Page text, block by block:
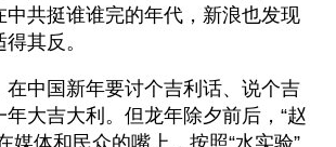
中共挺谁谁完的年代，新浪也发现
其反。
在中国新年要讨个吉利话、说个吉
大吉大利。但龙年除夕前后，“赵
媒体和民众的嘴上，按照“水实验”